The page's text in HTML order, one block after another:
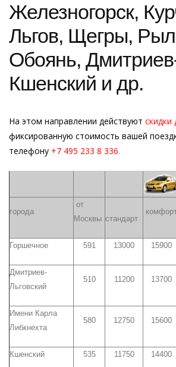
Железногорск,
Льгов, Щегры,
Обоянь,
Кшенский и др.
На этом направлении действуют скидки
фиксированную стоимость вашей
телефону +7 495 233 8 336.
города
от
Москвы стандарт
Горшечное 591 13000 15900
Дмитриев-
Льговский
510 11200 13700
Имени Карла
Либкнехта
580 12750 15600
Кшенский 535 11750 14400